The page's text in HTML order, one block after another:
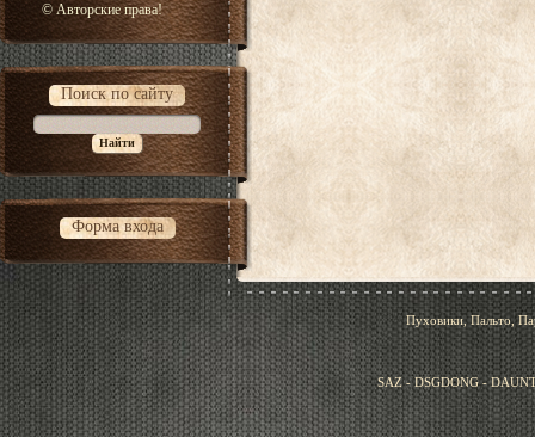
© Авторские права!
Поиск по сайту
Форма входа
Пуховики, Пальто,
SAZ - DSGDONG -